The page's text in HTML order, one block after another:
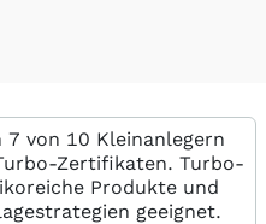
von 10 Kleinanlegern
Zertifikaten. Turbo-
Produkte und
geeignet.